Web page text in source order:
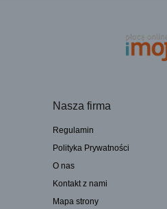
Nasza firma
Regulamin
Polityka Prywatności
O nas
Kontakt z nami
Mapa strony